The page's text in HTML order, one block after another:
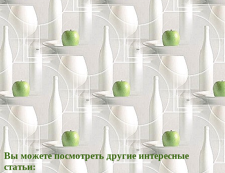
Вы можете посмотреть другие интересные
статьи: